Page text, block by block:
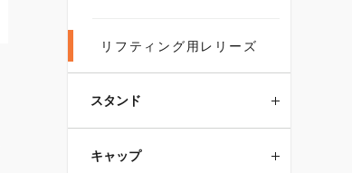
リフティング用レリーズ
スタンド
キャップ